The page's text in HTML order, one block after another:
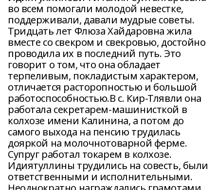
во всем помогали молодой невестке,
поддерживали, давали мудрые советы.
Тридцать лет Флюза Хайдаровна жила
вместе со свекром и свекровью, достойно
проводила их в последний путь. Это
говорит о том, что она обладает
терпеливым, покладистым характером,
отличается расторопностью и большой
работоспособностью.В с. Кир-Тлявли она
работала секретарем-машинисткой в
колхозе имени Калинина, а потом до
самого выхода на пенсию трудилась
дояркой на молочнотоварной ферме.
Супруг работал токарем в колхозе.
Идиятуллины трудились на совесть, были
ответственными и исполнительными.